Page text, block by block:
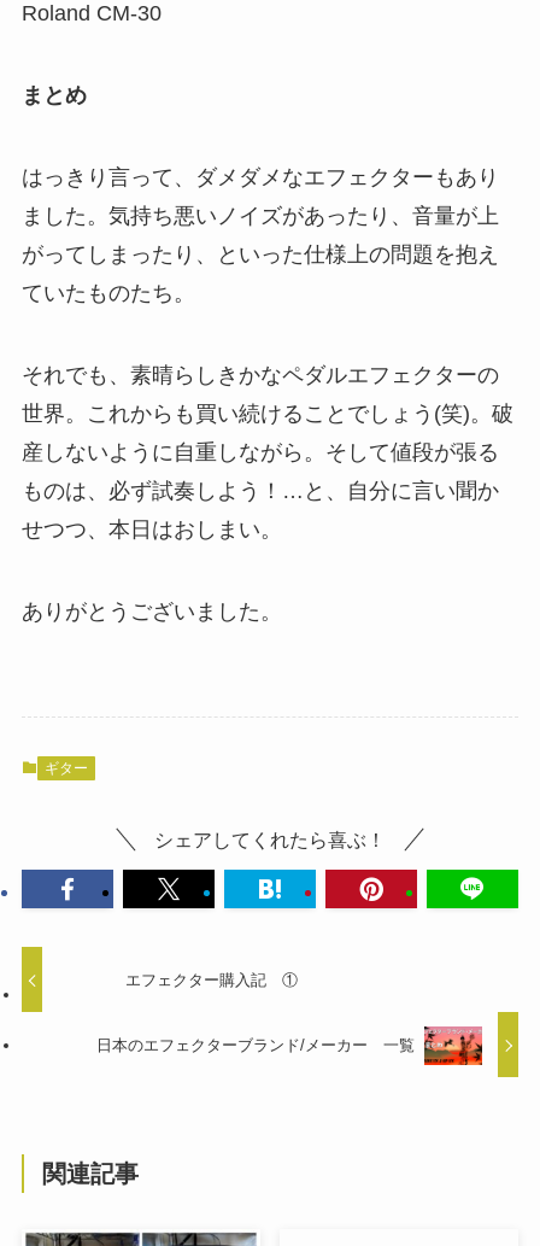
Roland CM-30
まとめ
はっきり言って、ダメダメなエフェクターもあり
ました。気持ち悪いノイズがあったり、音量が上
がってしまったり、といった仕様上の問題を抱え
ていたものたち。
それでも、素晴らしきかなペダルエフェクターの
世界。これからも買い続けることでしょう(笑)。破
産しないように自重しながら。そして値段が張る
ものは、必ず試奏しよう！…と、自分に言い聞か
せつつ、本日はおしまい。
ありがとうございました。
ギター
シェアしてくれたら喜ぶ！
エフェクター購入記 ①
日本のエフェクターブランド/メーカー 一覧
関連記事